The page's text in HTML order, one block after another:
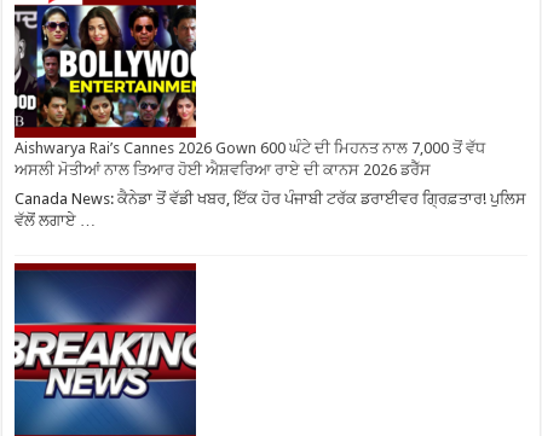
Aishwarya Rai’s Cannes 2026 Gown 600 ਘੰਟੇ ਦੀ ਮਿਹਨਤ ਨਾਲ 7,000 ਤੋਂ ਵੱਧ
ਅਸਲੀ ਮੋਤੀਆਂ ਨਾਲ ਤਿਆਰ ਹੋਈ ਐਸ਼ਵਰਿਆ ਰਾਏ ਦੀ ਕਾਨਸ 2026 ਡਰੈੱਸ
Canada News: ਕੈਨੇਡਾ ਤੋਂ ਵੱਡੀ ਖਬਰ, ਇੱਕ ਹੋਰ ਪੰਜਾਬੀ ਟਰੱਕ ਡਰਾਈਵਰ ਗ੍ਰਿਫ਼ਤਾਰ! ਪੁਲਿਸ
ਵੱਲੋਂ ਲਗਾਏ …